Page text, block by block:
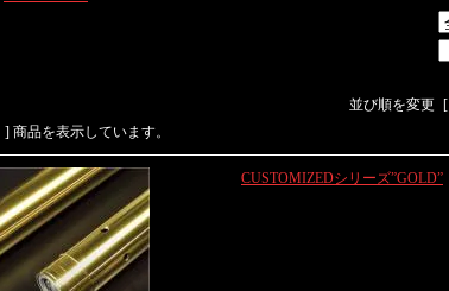
並び順を変更 [
] 商品を表示しています。
CUSTOMIZEDシリーズ”GOLD”